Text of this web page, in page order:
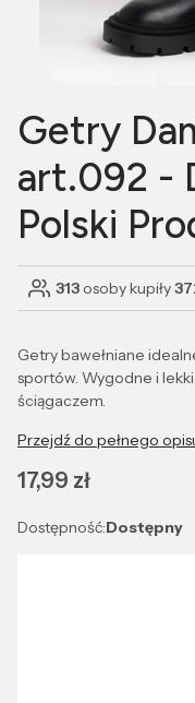
Getry
art.092 -
Polski
313 osoby kupiły
Getry bawełniane
sportów. Wygodne i
ściągaczem.
Przejdź do pełnego
Cena
17,99 zł
Dostępność:Dostępny